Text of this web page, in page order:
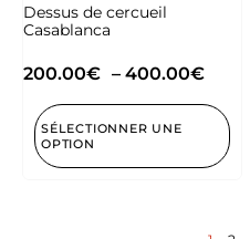
Dessus de cercueil
Casablanca
200.00€ – 400.00€
SÉLECTIONNER UNE
OPTION